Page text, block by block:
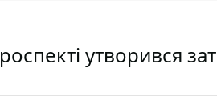
утворився